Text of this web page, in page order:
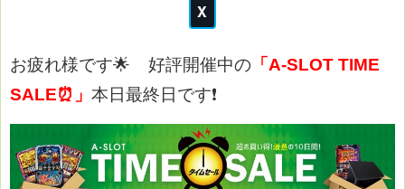
お疲れ様です🌟 好評開催中の 「A-SLOT TIME
SALE⏰」 本日最終日です❗